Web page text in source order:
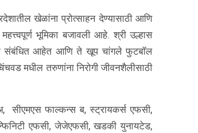
खेळांना प्रोत्साहन देण्यासाठी आणि
भूमिका बजावली आहे. श्री उल्हास
संबंधित आहेत आणि ते खूप चांगले फुटबॉल
मधील तरुणांना निरोगी जीवनशैलीसाठी
सीएमएस फाल्कन्स ब, स्ट्रायकर्स एफसी,
एफसी, जेजेएफसी, खडकी युनायटेड,